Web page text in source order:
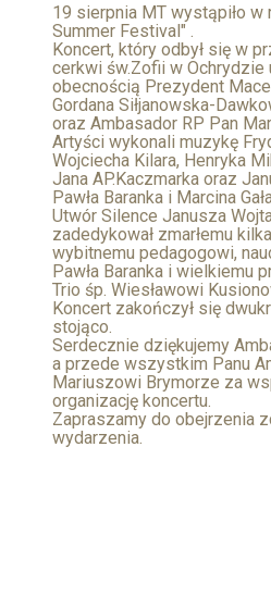
19 sierpnia MT wystąpiło w
Summer Festival" .
Koncert, który odbył się w
cerkwi św.Zofii w Ochrydzie
obecnością Prezydent
Gordana Siłјanowska-
oraz Ambasador RP Pan
Artyści wykonali muzykę
Wojciecha Kilara, Henryka
Jana AP.Kaczmarka oraz
Pawła Baranka i Marcina
Utwór Silence Janusza
zadedykował zmarłemu
wybitnemu pedagogowi,
Pawła Baranka i wielkiemu
Trio śp. Wiesławowi
Koncert zakończył się
stojąco.
Serdecznie dziękujemy
a przede wszystkim Panu
Mariuszowi Brymorze za
organizację koncertu.
Zapraszamy do obejrzenia
wydarzenia.